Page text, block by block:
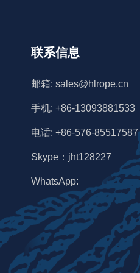
联系信息
邮箱: sales@hlrope.cn
手机: +86-13093881533
电话: +86-576-85517587
Skype：jht128227
WhatsApp: